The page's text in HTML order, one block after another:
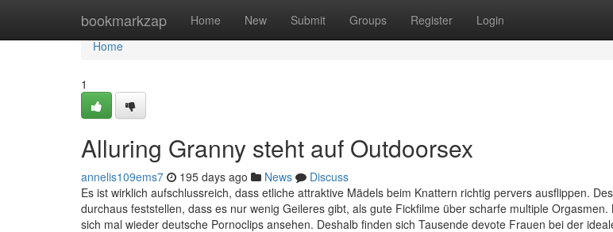
bookmarkzap Home New Submit Groups Register Login
Home
Home
1
Alluring Granny steht auf Outdoorsex
annelis109ems7 195 days ago News
Discuss
Es ist wirklich aufschlussreich, dass etliche attraktive Mädels beim Knattern richtig pervers ausflippen.
durchaus feststellen, dass es nur wenig Geileres gibt, als gute Fickfilme über scharfe multiple
sich mal wieder deutsche Pornoclips ansehen. Deshalb finden sich Tausende devote Frauen bei der